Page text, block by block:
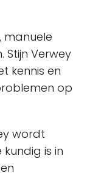
manuele
Verwey
kennis en
op
wordt
is in